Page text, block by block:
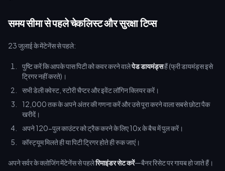
समय सीमा से पहले चेकलिस्ट और सुरक्षा टिप्स
23 जुलाई के मेंटेनेंस से पहले:
पुष्टि करें कि आपके पास पिटी को कवर करने वालेपेड डायमंड्सहैं (फ्री डायमंड्स इसे
ट्रिगर नहीं करते)।
सभी डेली क्वेस्ट, स्टोरी चैप्टर और इवेंट लॉगिन क्लियर करें।
12,000 तक के अपने अंतर की गणना करें और उसे पूरा करने वाला सबसे छोटा पैक
खरीदें।
अपने 120-पुल काउंटर को ट्रैक करने के लिए 10x के बैच में पुल करें।
कॉस्ट्यूम मिलते ही या पिटी ट्रिगर होते ही रुक जाएं।
अपने सर्वर के क्लोजिंग मेंटेनेंस से पहलेरिमाइंडर सेट करें—बैनर रिसेट पर गायब हो जाते हैं।